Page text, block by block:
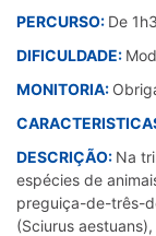
PERCURSO: De
DIFICULDADE:
MONITORIA:
DESCRIÇÃO: Na
espécies de
preguiça-de-três-
(Sciurus